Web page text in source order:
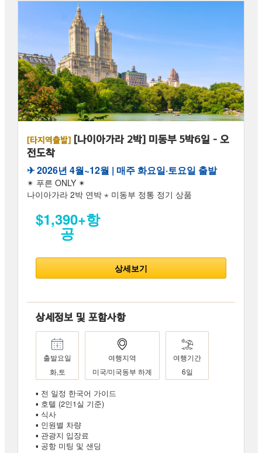
[타지역출발] [나이아가라 2박] 미동부 5박6일 - 오
전도착
✈︎ 2026년 4월~12월 | 매주 화요일·토요일 출발
✴ 푸른 ONLY ✴
나이아가라 2박 연박 ⋆ 미동부 정통 정기 상품
$1,390+항
공
상세보기
상세정보 및 포함사항
출발요일
화,토
여행지역
미국/미국동부 하계
여행기간
6일
▪ 전 일정 한국어 가이드
▪ 호텔 (2인1실 기준)
▪ 식사
▪ 인원별 차량
▪ 관광지 입장료
▪ 공항 미팅 및 샌딩